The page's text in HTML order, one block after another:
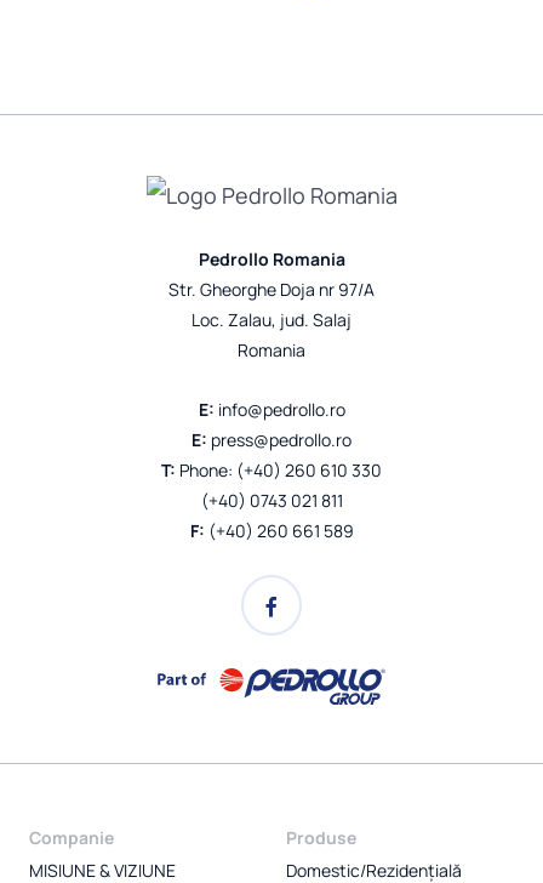
Pedrollo Romania
Str. Gheorghe Doja nr 97/A
Loc. Zalau, jud. Salaj
Romania
E: info@pedrollo.ro
E: press@pedrollo.ro
T: Phone: (+40) 260 610 330
(+40) 0743 021 811
F: (+40) 260 661 589
Companie
MISIUNE & VIZIUNE
Produse
Domestic/Rezidențială